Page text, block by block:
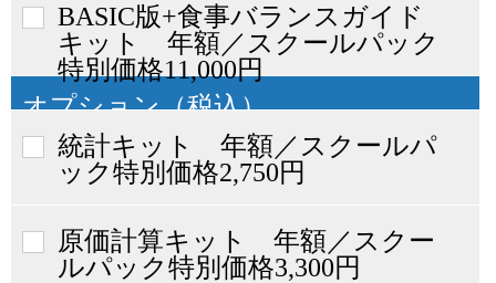
BASIC版+食事バランスガイド
キット 年額／スクールパック
特別価格11,000円
オプション（税込）
統計キット 年額／スクールパ
ック特別価格2,750円
原価計算キット 年額／スクー
ルパック特別価格3,300円